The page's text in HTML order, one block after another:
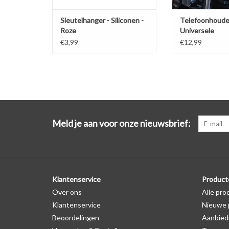
Sleutelhanger - Siliconen -
Roze
€3,99
Universele
ventilatiehouder
€12,99
Meld je aan voor onze nieuwsbrief:
Klantenservice
Over ons
Klantenservice
Beoordelingen
Alle
Nieuwe